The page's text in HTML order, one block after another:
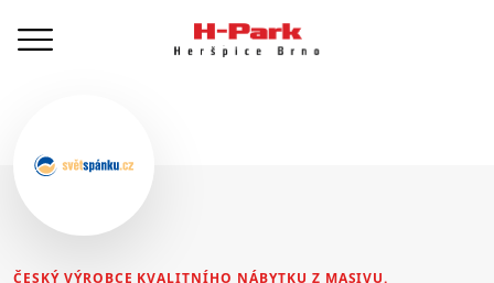
ČESKÝ VÝROBCE KVALITNÍHO NÁBYTKU Z MASIVU.